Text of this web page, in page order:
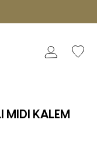
MIDI KALEM